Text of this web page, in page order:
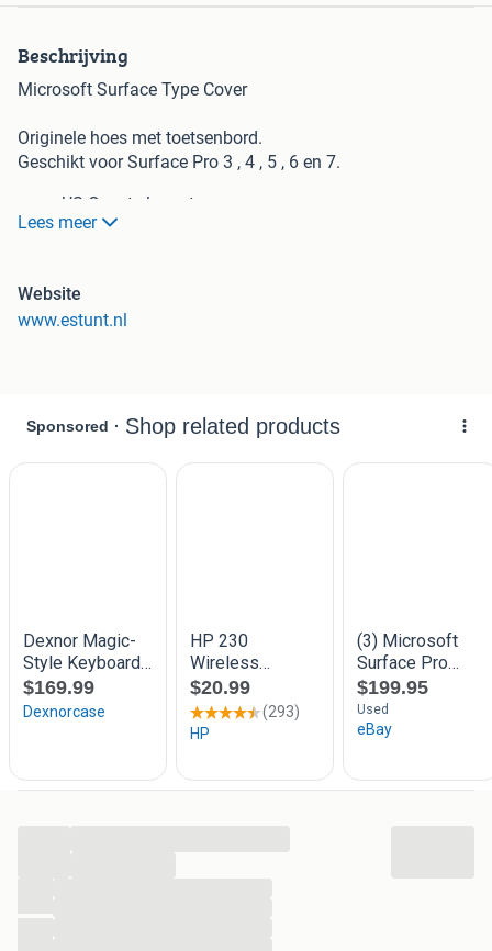
Beschrijving
Microsoft Surface Type Cover
Originele hoes met toetsenbord.
Geschikt voor Surface Pro 3 , 4 , 5 , 6 en 7.
US Qwerty layout
Verlicht toetsenbord
het gehele assortiment!Estunt - elektronica voor
stuntprijzen
Lees meer
Website
www.estunt.nl